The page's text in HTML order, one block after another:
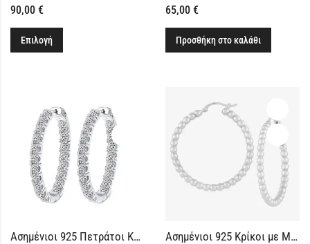
90,00 €
Επιλογή
65,00 €
Προσθήκη στο καλάθι
Ασημένιοι 925 Πετράτοι Κρίκοι 25mm Ασημένιοι 925 Κρίκοι με Μπίλιες